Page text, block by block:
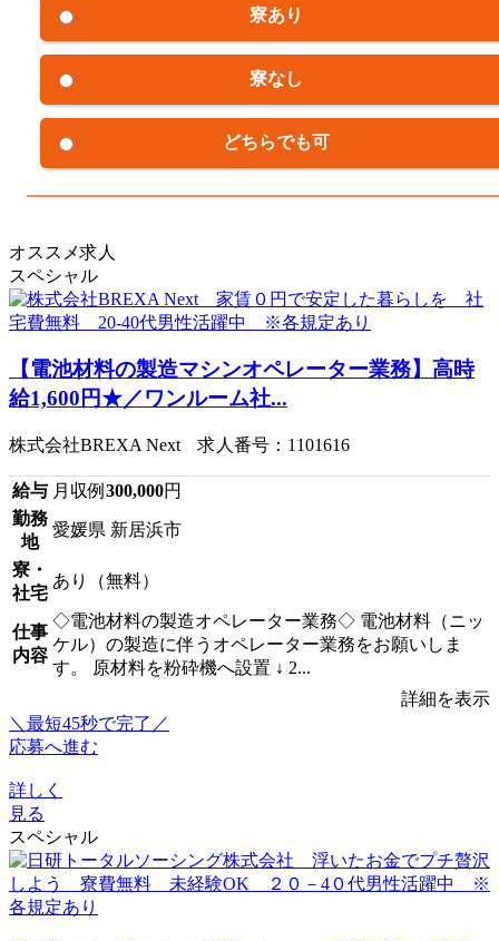
寮あり
寮なし
どちらでも可
オススメ求人
スペシャル
【電池材料の製造マシンオペレーター業務】高時
給1,600円★／ワンルーム社...
株式会社BREXA Next 求人番号：1101616
給与 月収例 300,000円
勤務
地
愛媛県 新居浜市
寮・
社宅
あり（無料）
仕事
内容
◇電池材料の製造オペレーター業務◇ 電池材料（ニッ
ケル）の製造に伴うオペレーター業務をお願いしま
す。 原材料を粉砕機へ設置 ↓ 2...
詳細を表示
＼最短45秒で完了／
応募へ進む
詳しく
見る
スペシャル